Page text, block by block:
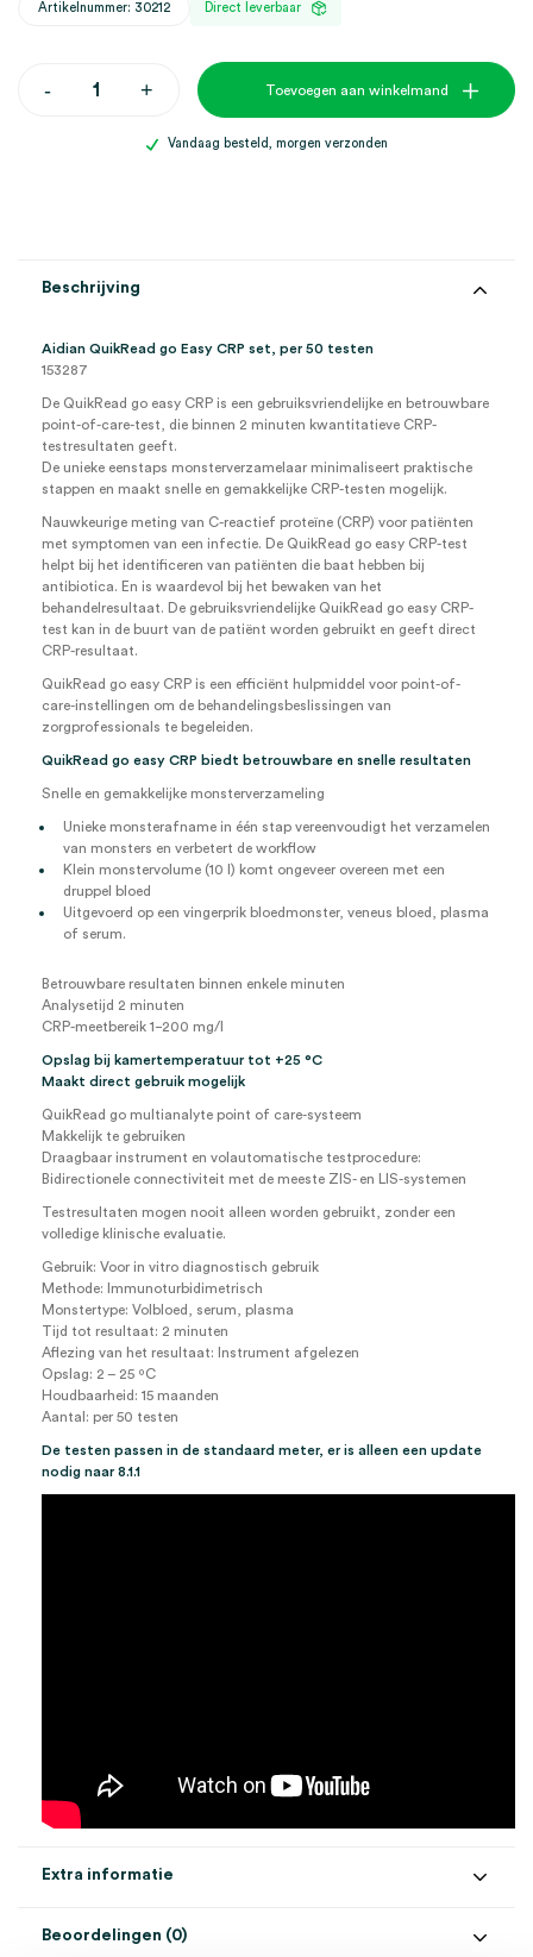
Artikelnummer: 30212 Direct leverbaar
- + Toevoegen aan winkelmand
Vandaag besteld, morgen verzonden
Beschrijving
Aidian QuikRead go Easy CRP set, per 50 testen
153287
De QuikRead go easy CRP is een gebruiksvriendelijke en betrouwbare
point-of-care-test, die binnen 2 minuten kwantitatieve CRP-
testresultaten geeft.
De unieke eenstaps monsterverzamelaar minimaliseert praktische
stappen en maakt snelle en gemakkelijke CRP-testen mogelijk.
Nauwkeurige meting van C-reactief proteïne (CRP) voor patiënten
met symptomen van een infectie. De QuikRead go easy CRP-test
helpt bij het identificeren van patiënten die baat hebben bij
antibiotica. En is waardevol bij het bewaken van het
behandelresultaat. De gebruiksvriendelijke QuikRead go easy CRP-
test kan in de buurt van de patiënt worden gebruikt en geeft direct
CRP-resultaat.
QuikRead go easy CRP is een efficiënt hulpmiddel voor point-of-
care-instellingen om de behandelingsbeslissingen van
zorgprofessionals te begeleiden.
QuikRead go easy CRP biedt betrouwbare en snelle resultaten
Snelle en gemakkelijke monsterverzameling
Unieke monsterafname in één stap vereenvoudigt het verzamelen
van monsters en verbetert de workflow
Klein monstervolume (10 l) komt ongeveer overeen met een
druppel bloed
Uitgevoerd op een vingerprik bloedmonster, veneus bloed, plasma
of serum.
Betrouwbare resultaten binnen enkele minuten
Analysetijd 2 minuten
CRP-meetbereik 1−200 mg/l
Opslag bij kamertemperatuur tot +25 °C
Maakt direct gebruik mogelijk
QuikRead go multianalyte point of care-systeem
Makkelijk te gebruiken
Draagbaar instrument en volautomatische testprocedure:
Bidirectionele connectiviteit met de meeste ZIS- en LIS-systemen
Testresultaten mogen nooit alleen worden gebruikt, zonder een
volledige klinische evaluatie.
Gebruik: Voor in vitro diagnostisch gebruik
Methode: Immunoturbidimetrisch
Monstertype: Volbloed, serum, plasma
Tijd tot resultaat: 2 minuten
Aflezing van het resultaat: Instrument afgelezen
Opslag: 2 – 25 ºC
Houdbaarheid: 15 maanden
Aantal: per 50 testen
De testen passen in de standaard meter, er is alleen een update
nodig naar 8.1.1
Extra informatie
Beoordelingen (0)